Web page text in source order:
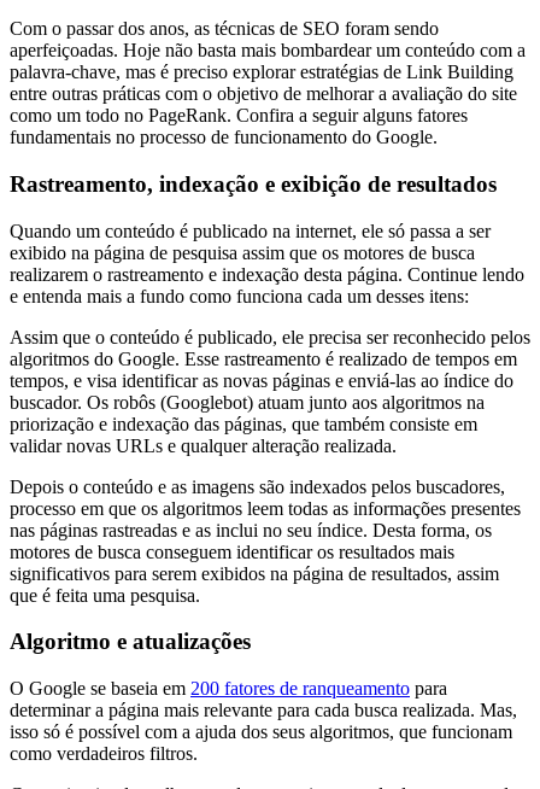
Com o passar dos anos, as técnicas de SEO foram sendo
aperfeiçoadas. Hoje não basta mais bombardear um conteúdo com a
palavra-chave, mas é preciso explorar estratégias de Link Building
entre outras práticas com o objetivo de melhorar a avaliação do site
como um todo no PageRank. Confira a seguir alguns fatores
fundamentais no processo de funcionamento do Google.
Rastreamento, indexação e exibição de resultados
Quando um conteúdo é publicado na internet, ele só passa a ser
exibido na página de pesquisa assim que os motores de busca
realizarem o rastreamento e indexação desta página. Continue lendo
e entenda mais a fundo como funciona cada um desses itens:
Assim que o conteúdo é publicado, ele precisa ser reconhecido pelos
algoritmos do Google. Esse rastreamento é realizado de tempos em
tempos, e visa identificar as novas páginas e enviá-las ao índice do
buscador. Os robôs (Googlebot) atuam junto aos algoritmos na
priorização e indexação das páginas, que também consiste em
validar novas URLs e qualquer alteração realizada.
Depois o conteúdo e as imagens são indexados pelos buscadores,
processo em que os algoritmos leem todas as informações presentes
nas páginas rastreadas e as inclui no seu índice. Desta forma, os
motores de busca conseguem identificar os resultados mais
significativos para serem exibidos na página de resultados, assim
que é feita uma pesquisa.
Algoritmo e atualizações
O Google se baseia em 200 fatores de ranqueamento para
determinar a página mais relevante para cada busca realizada. Mas,
isso só é possível com a ajuda dos seus algoritmos, que funcionam
como verdadeiros filtros.